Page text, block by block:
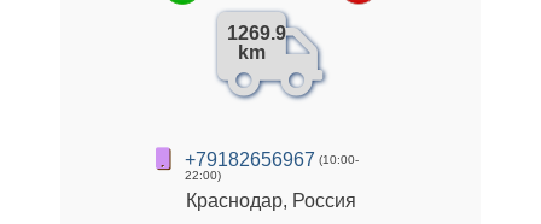
1269.9
km
+79182656967 (10:00-
22:00)
Краснодар, Россия